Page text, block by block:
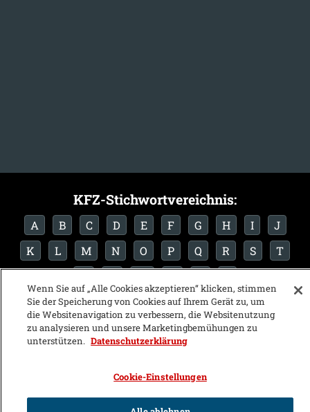
KFZ-Stichwortvereichnis:
A B C D E F G H I
J
K
L M N O P Q R S
T
Wenn Sie auf „Alle Cookies akzeptieren“ klicken, stimmen
Sie der Speicherung von Cookies auf Ihrem Gerät zu, um
die Websitenavigation zu verbessern, die Websitenutzung
zu analysieren und unsere Marketingbemühungen zu
unterstützen. Datenschutzerklärung
Cookie-Einstellungen